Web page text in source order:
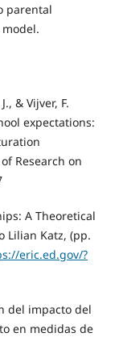
parental
& Vijver, F.
expectations:
Research on
A Theoretical
Lilian Katz, (pp.
eric.ed.gov/?
del impacto del
en medidas de